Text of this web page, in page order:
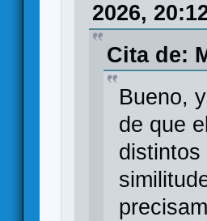
2026,
Cita de:
Bueno,
de que